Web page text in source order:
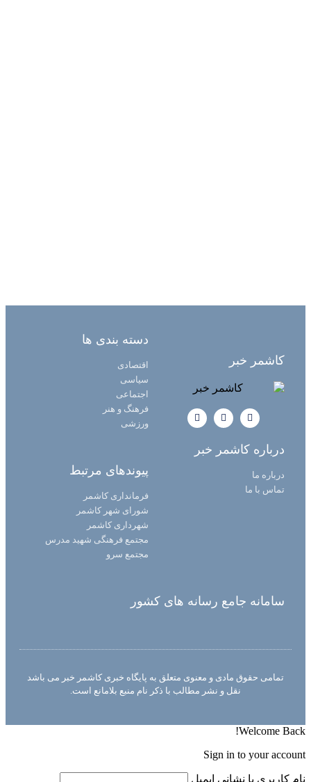
کاشمر خبر
دسته بندی ها
اقتصادی
سیاسی
اجتماعی
فرهنگ و هنر
ورزشی
درباره کاشمر خبر
درباره ما
تماس با ما
پیوندهای مرتبط
فرمانداری کاشمر
شورای شهر کاشمر
شهرداری کاشمر
مجتمع فرهنگی شهید مدرس
مجتمع سرو
سامانه جامع رسانه های کشور
تمامی حقوق مادی و معنوی متعلق به پایگاه خبری کاشمر خبر می باشد
نقل و نشر مطالب با ذکر نام منبع بلامانع است.
Welcome Back!
Sign in to your account
نام کاربری یا نشانی ایمیل